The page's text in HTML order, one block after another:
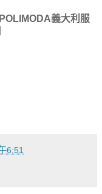
義大利服
6:51